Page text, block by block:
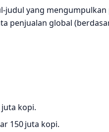
yang
penjualan global
juta kopi.
150 juta kopi.